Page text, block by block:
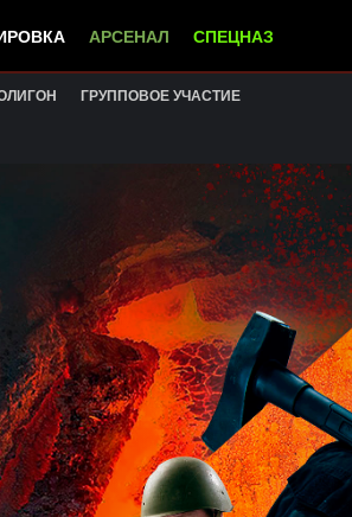
АРСЕНАЛ СПЕЦНАЗ
ГРУППОВОЕ УЧАСТИЕ